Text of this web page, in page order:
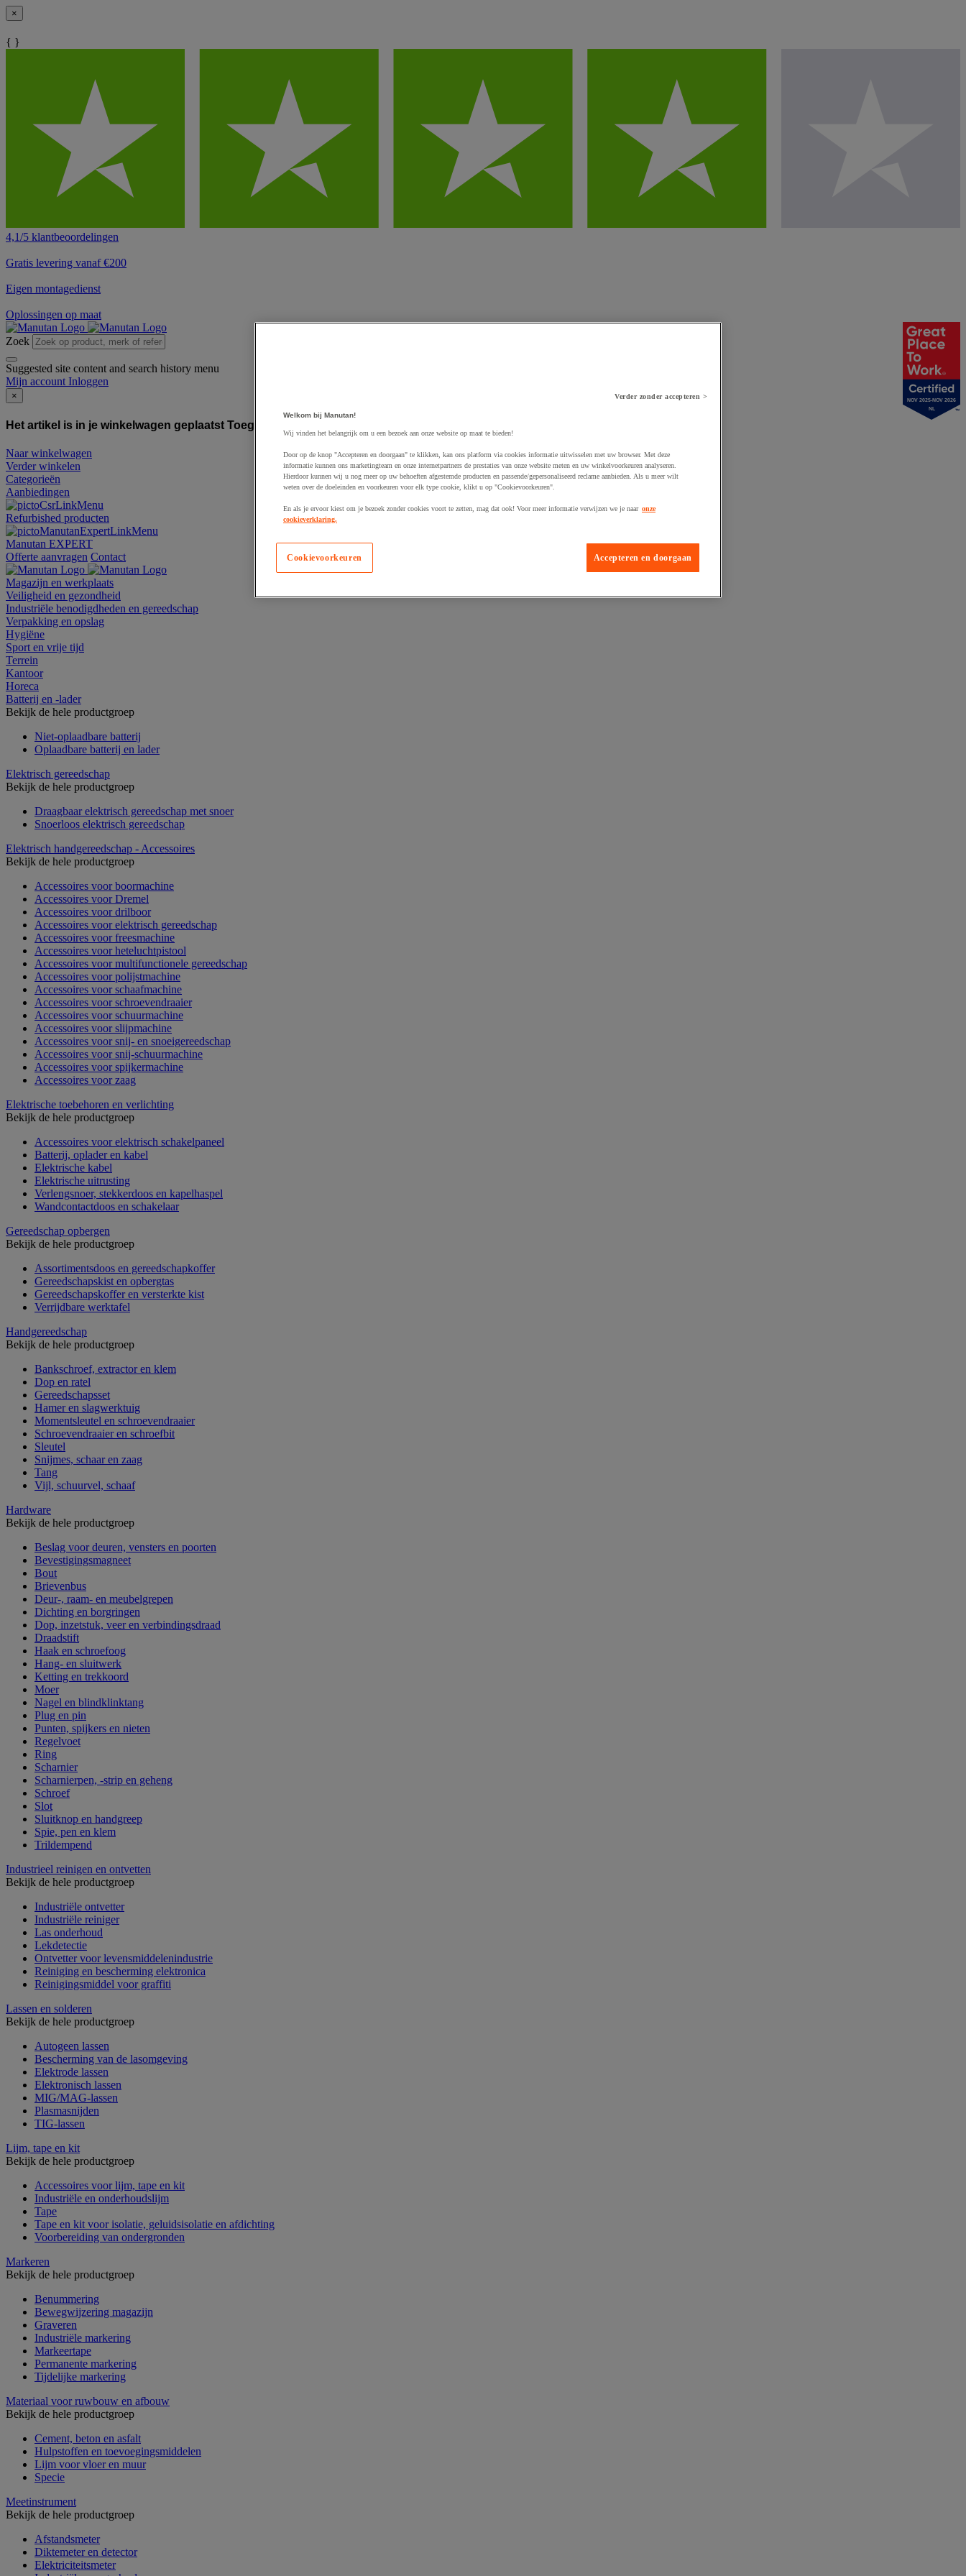
×
{ }
4,1/5 klantbeoordelingen
Gratis levering vanaf €200
Eigen montagedienst
Oplossingen op maat
Zoek
Suggested site content and search history menu
Mijn account Inloggen
×
Het artikel is in je winkelwagen geplaatst Toegevoegd aan winkelwagen
Naar winkelwagen
Verder winkelen
Categorieën
Aanbiedingen
Refurbished producten
Manutan EXPERT
Offerte aanvragen Contact
Magazijn en werkplaats
Veiligheid en gezondheid
Industriële benodigdheden en gereedschap
Verpakking en opslag
Hygiëne
Sport en vrije tijd
Terrein
Kantoor
Horeca
Batterij en -lader
Bekijk de hele productgroep
Niet-oplaadbare batterij
Oplaadbare batterij en lader
Elektrisch gereedschap
Bekijk de hele productgroep
Draagbaar elektrisch gereedschap met snoer
Snoerloos elektrisch gereedschap
Elektrisch handgereedschap - Accessoires
Bekijk de hele productgroep
Accessoires voor boormachine
Accessoires voor Dremel
Accessoires voor drilboor
Accessoires voor elektrisch gereedschap
Accessoires voor freesmachine
Accessoires voor heteluchtpistool
Accessoires voor multifunctionele gereedschap
Accessoires voor polijstmachine
Accessoires voor schaafmachine
Accessoires voor schroevendraaier
Accessoires voor schuurmachine
Accessoires voor slijpmachine
Accessoires voor snij- en snoeigereedschap
Accessoires voor snij-schuurmachine
Accessoires voor spijkermachine
Accessoires voor zaag
Elektrische toebehoren en verlichting
Bekijk de hele productgroep
Accessoires voor elektrisch schakelpaneel
Batterij, oplader en kabel
Elektrische kabel
Elektrische uitrusting
Verlengsnoer, stekkerdoos en kapelhaspel
Wandcontactdoos en schakelaar
Gereedschap opbergen
Bekijk de hele productgroep
Assortimentsdoos en gereedschapkoffer
Gereedschapskist en opbergtas
Gereedschapskoffer en versterkte kist
Verrijdbare werktafel
Handgereedschap
Bekijk de hele productgroep
Bankschroef, extractor en klem
Dop en ratel
Gereedschapsset
Hamer en slagwerktuig
Momentsleutel en schroevendraaier
Schroevendraaier en schroefbit
Sleutel
Snijmes, schaar en zaag
Tang
Vijl, schuurvel, schaaf
Hardware
Bekijk de hele productgroep
Beslag voor deuren, vensters en poorten
Bevestigingsmagneet
Bout
Brievenbus
Deur-, raam- en meubelgrepen
Dichting en borgringen
Dop, inzetstuk, veer en verbindingsdraad
Draadstift
Haak en schroefoog
Hang- en sluitwerk
Ketting en trekkoord
Moer
Nagel en blindklinktang
Plug en pin
Punten, spijkers en nieten
Regelvoet
Ring
Scharnier
Scharnierpen, -strip en geheng
Schroef
Slot
Sluitknop en handgreep
Spie, pen en klem
Trildempend
Industrieel reinigen en ontvetten
Bekijk de hele productgroep
Industriële ontvetter
Industriële reiniger
Las onderhoud
Lekdetectie
Ontvetter voor levensmiddelenindustrie
Reiniging en bescherming elektronica
Reinigingsmiddel voor graffiti
Lassen en solderen
Bekijk de hele productgroep
Autogeen lassen
Bescherming van de lasomgeving
Elektrode lassen
Elektronisch lassen
MIG/MAG-lassen
Plasmasnijden
TIG-lassen
Lijm, tape en kit
Bekijk de hele productgroep
Accessoires voor lijm, tape en kit
Industriële en onderhoudslijm
Tape
Tape en kit voor isolatie, geluidsisolatie en afdichting
Voorbereiding van ondergronden
Markeren
Bekijk de hele productgroep
Benummering
Bewegwijzering magazijn
Graveren
Industriële markering
Markeertape
Permanente markering
Tijdelijke markering
Materiaal voor ruwbouw en afbouw
Bekijk de hele productgroep
Cement, beton en asfalt
Hulpstoffen en toevoegingsmiddelen
Lijm voor vloer en muur
Specie
Meetinstrument
Bekijk de hele productgroep
Afstandsmeter
Diktemeter en detector
Elektriciteitsmeter
NOV 2025-NOV 2026
NL
Verder zonder accepteren >
Welkom bij Manutan!
Wij vinden het belangrijk om u een bezoek aan onze website op maat te bieden!
Door op de knop "Accepteren en doorgaan" te klikken, kan ons platform via cookies informatie uitwisselen met uw browser. Met deze
informatie kunnen ons marketingteam en onze internetpartners de prestaties van onze website meten en uw winkelvoorkeuren analyseren.
Hierdoor kunnen wij u nog meer op uw behoeften afgestemde producten en passende/gepersonaliseerd reclame aanbieden. Als u meer wilt
weten over de doeleinden en voorkeuren voor elk type cookie, klikt u op "Cookievoorkeuren".
En als je ervoor kiest om je bezoek zonder cookies voort te zetten, mag dat ook! Voor meer informatie verwijzen we je naar onze
cookieverklaring.
Accepteren en doorgaan
Cookievoorkeuren